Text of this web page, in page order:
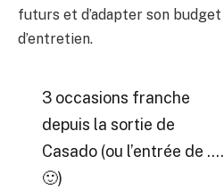
futurs et d’adapter son budget
d’entretien.
3 occasions franche
depuis la sortie de
Casado (ou l’entrée de ….
🙂)